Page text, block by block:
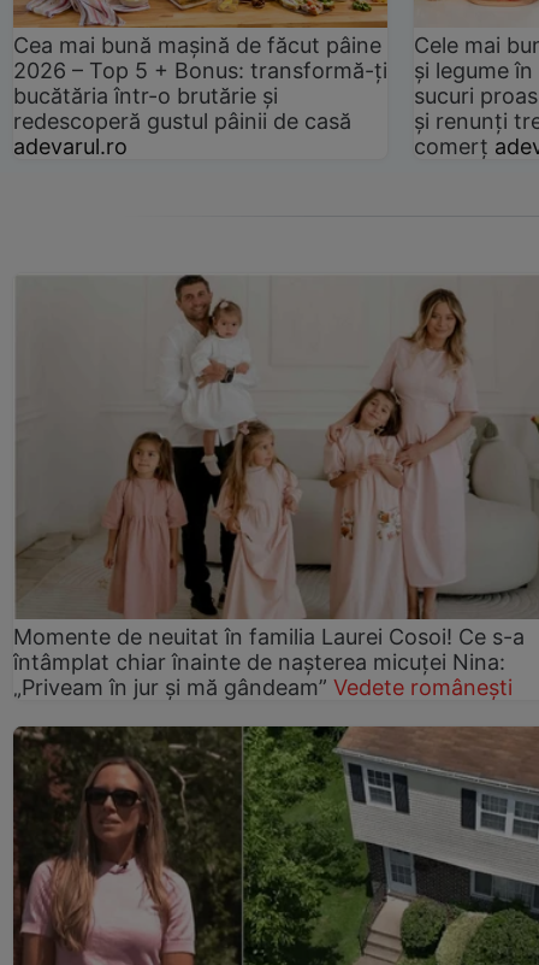
Cea mai bună mașină de făcut pâine
2026 – Top 5 + Bonus: transformă-ți
bucătăria într-o brutărie și
redescoperă gustul pâinii de casă
adevarul.ro
Cele mai
și legume
sucuri
și renunți
comerț
Momente de neuitat în familia Laurei Cosoi! Ce s-a
întâmplat chiar înainte de nașterea micuței Nina:
„Priveam în jur și mă gândeam” Vedete românești